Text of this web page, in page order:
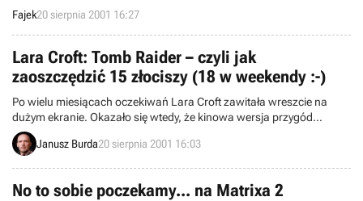
i przyjazny interfejs użytkownika. Gracz wciela się w postać
prywatnego detektywa Darryla Boone, który razem z atrakcyjną
panią mecenas, Victorią Conroy, musi odszukać i zneutralizować
tajemnicze urządzenie, mogące doprowadzić do zagłady całego
świata. Mimo iż wiadomo, że znajduje się ono w austriackim zamku,
musimy się spieszyć gdyż na wypełnienie misji mamy niespełna
piętnaście godzin.
Fajek20 sierpnia 2001 16:27
Lara Croft: Tomb Raider – czyli jak
zaoszczędzić 15 złociszy (18 w weekendy :-)
Po wielu miesiącach oczekiwań Lara Croft zawitała wreszcie na
dużym ekranie. Okazało się wtedy, że kinowa wersja przygód
nieustraszonej pani archeolog nie spełnia pokładanych w niej
nadziei i jest delikatnie mówiąc filmem przeciętnym. Przekonał się o
Janusz Burda20 sierpnia 2001 16:03
No to sobie poczekamy... na Matrixa 2